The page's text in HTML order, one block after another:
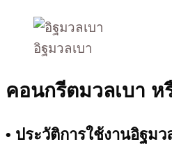
อิฐมวลเบา
คอนกรีตมวลเบา ห
• ประวัติการใช้งานอิฐมว